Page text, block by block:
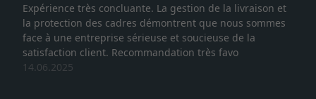
Expérience très concluante. La gestion de la livraison et
la protection des cadres démontrent que nous sommes
face à une entreprise sérieuse et soucieuse de la
satisfaction client. Recommandation très favo
14.06.2025